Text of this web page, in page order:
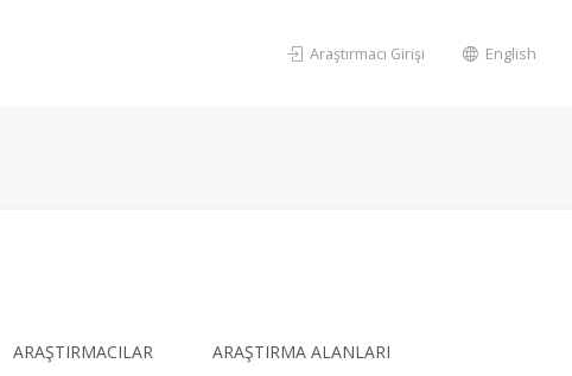
Araştırmacı Girişi English
ARAŞTIRMACILAR ARAŞTIRMA ALANLARI